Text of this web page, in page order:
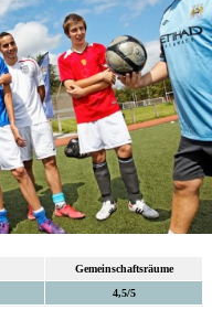
Gemeinschaftsräume
4,5/5